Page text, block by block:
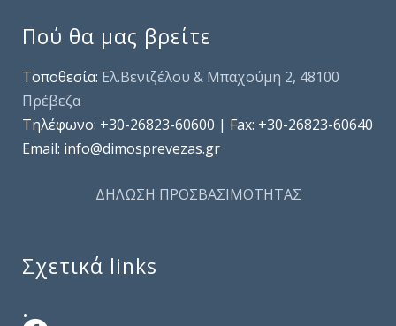
Πού θα μας βρείτε
Τοποθεσία: Ελ.Βενιζέλου & Μπαχούμη 2, 48100
Πρέβεζα
Τηλέφωνo: +30-26823-60600 | Fax: +30-26823-60640
Email: info@dimosprevezas.gr
ΔΗΛΩΣΗ ΠΡΟΣΒΑΣΙΜΟΤΗΤΑΣ
Σχετικά links
.